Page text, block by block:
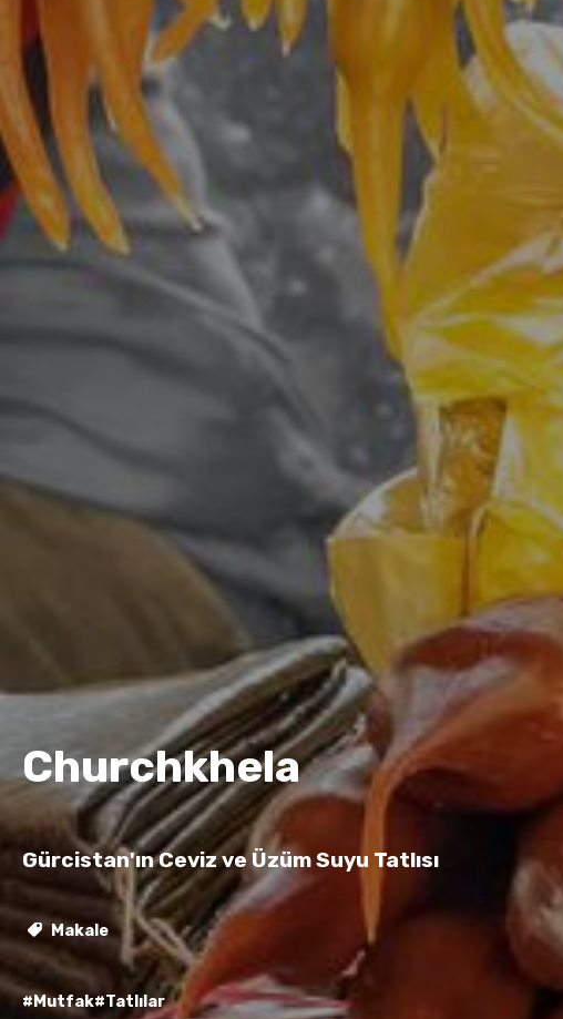
Churchkhela
Gürcistan'ın Ceviz ve Üzüm Suyu Tatlısı
Makale
#Mutfak#Tatlılar